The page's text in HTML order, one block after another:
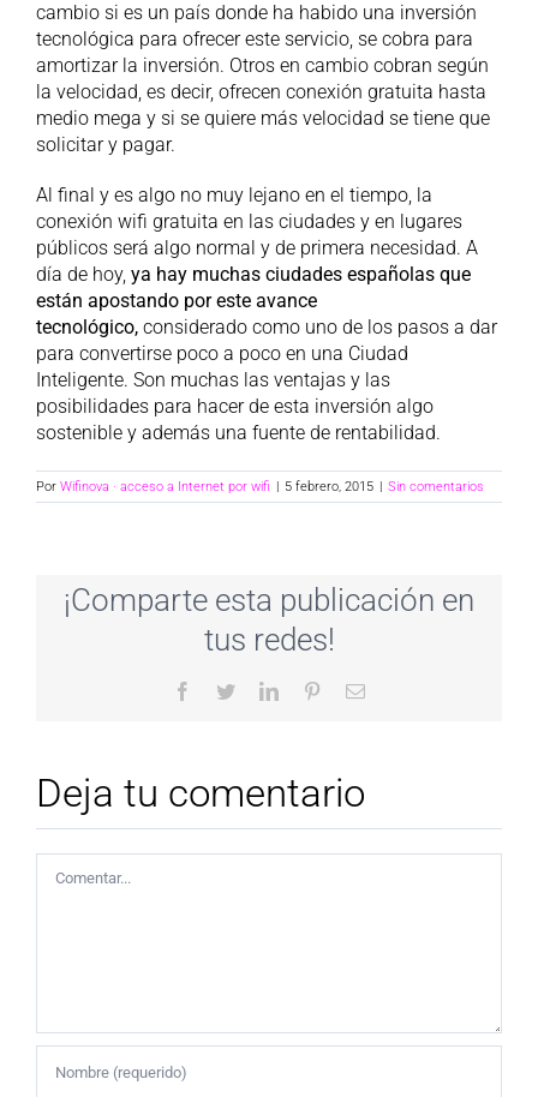
cambio si es un país donde ha habido una inversión
tecnológica para ofrecer este servicio, se cobra para
amortizar la inversión. Otros en cambio cobran según
la velocidad, es decir, ofrecen conexión gratuita hasta
medio mega y si se quiere más velocidad se tiene que
solicitar y pagar.
Al final y es algo no muy lejano en el tiempo, la
conexión wifi gratuita en las ciudades y en lugares
públicos será algo normal y de primera necesidad. A
día de hoy, ya hay muchas ciudades españolas que
están apostando por este avance
tecnológico, considerado como uno de los pasos a dar
para convertirse poco a poco en una Ciudad
Inteligente. Son muchas las ventajas y las
posibilidades para hacer de esta inversión algo
sostenible y además una fuente de rentabilidad.
Por Wifinova · acceso a Internet por wifi 5 febrero, 2015 Sin comentarios
¡Comparte esta publicación en
tus redes!
Facebook
TwitterLinkedInPinterestCorreo
Deja tu comentario